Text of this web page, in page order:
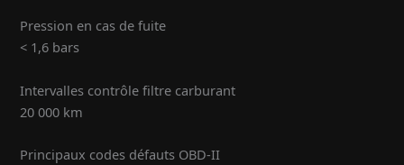
Pression en cas de fuite
< 1,6 bars
Intervalles contrôle filtre carburant
20 000 km
Principaux codes défauts OBD-II